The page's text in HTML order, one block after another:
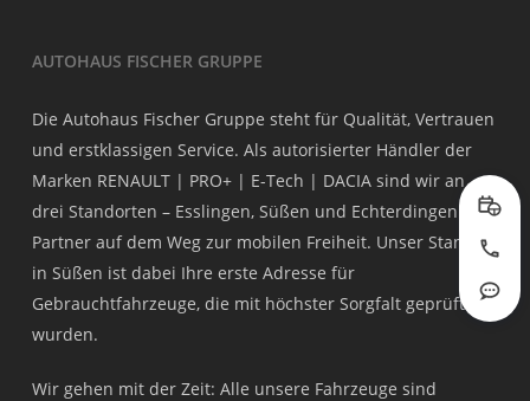
AUTOHAUS FISCHER GRUPPE
Die Autohaus Fischer Gruppe steht für Qualität, Vertrauen
und erstklassigen Service. Als autorisierter Händler der
Marken RENAULT | PRO+ | E-Tech | DACIA sind wir an
drei Standorten – Esslingen, Süßen und Echterdingen – Ihr
Partner auf dem Weg zur mobilen Freiheit. Unser Standort
in Süßen ist dabei Ihre erste Adresse für
Gebrauchtfahrzeuge, die mit höchster Sorgfalt geprüft
wurden.
Wir gehen mit der Zeit: Alle unsere Fahrzeuge sind
Jetzt